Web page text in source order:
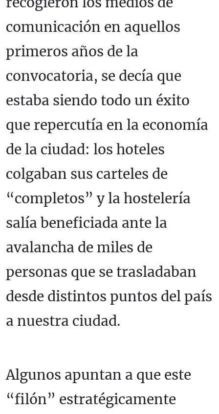
comunicación en aquellos
primeros años de la
convocatoria, se decía que
estaba siendo todo un éxito
que repercutía en la economía
de la ciudad: los hoteles
colgaban sus carteles de
“completos” y la hostelería
salía beneficiada ante la
avalancha de miles de
personas que se trasladaban
desde distintos puntos del país
a nuestra ciudad.
Algunos apuntan a que este
“filón” estratégicamente